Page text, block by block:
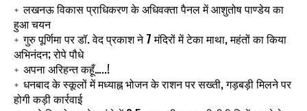
लखनऊ विकास प्राधिकरण के अधिवक्ता पैनल में आशुतोष पाण्डेय का
हुआ चयन
गुरु पूर्णिमा पर डॉ. वेद प्रकाश ने 7 मंदिरों में टेका माथा, महंतों का किया
अभिनंदन; रोपे पौधे
अपना अरिहन्त कहूँ…..!
धनबाद के स्कूलों में मध्याह्न भोजन के राशन पर सख्ती, गड़बड़ी मिलने पर
होगी कड़ी कार्रवाई